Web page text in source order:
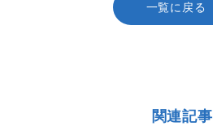
一覧に戻る
関連記事